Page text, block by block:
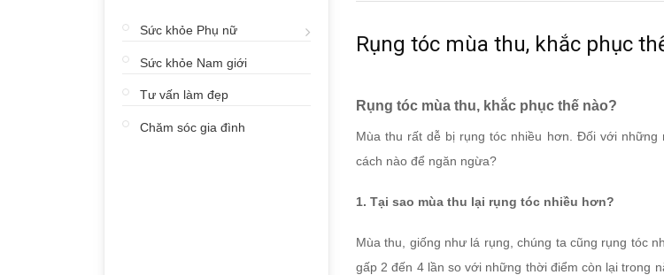
Rụng tóc mùa thu, khắc phục
Rụng tóc mùa thu, khắc phục thế nào?
Mùa thu rất dễ bị rụng tóc nhiều hơn. Đối với
cách nào để ngăn ngừa?
1. Tại sao mùa thu lại rụng tóc nhiều hơn?
Mùa thu, giống như lá rụng, chúng ta cũng rụng tóc
gấp 2 đến 4 lần so với những thời điểm còn lại trong
Sức khỏe Phụ nữ
Sức khỏe Nam giới
Tư vấn làm đẹp
Chăm sóc gia đình